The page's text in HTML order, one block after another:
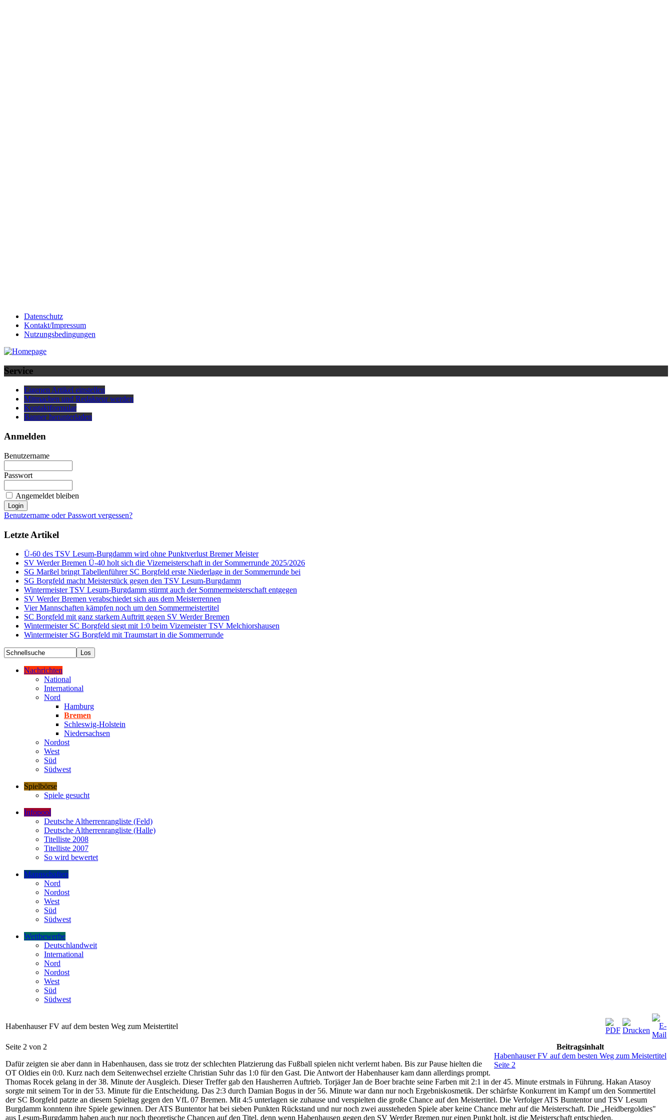
Datenschutz
Kontakt/Impressum
Nutzungsbedingungen
Service
Eigenen Artikel einstellen
Mitmachen und Redakteur werden
Kontaktformular
Banner herunterladen
Anmelden
Benutzername
Passwort
Angemeldet bleiben
Benutzername oder Passwort vergessen?
Letzte Artikel
Ü-60 des TSV Lesum-Burgdamm wird ohne Punktverlust Bremer Meister
SV Werder Bremen Ü-40 holt sich die Vizemeisterschaft in der Sommerrunde 2025/2026
SG Marßel bringt Tabellenführer SC Borgfeld erste Niederlage in der Sommerrunde bei
SG Borgfeld macht Meisterstück gegen den TSV Lesum-Burgdamm
Wintermeister TSV Lesum-Burgdamm stürmt auch der Sommermeisterschaft entgegen
SV Werder Bremen verabschiedet sich aus dem Meisterrennen
Vier Mannschaften kämpfen noch um den Sommermeistertitel
SC Borgfeld mit ganz starkem Auftritt gegen SV Werder Bremen
Wintermeister SC Borgfeld siegt mit 1:0 beim Vizemeister TSV Melchiorshausen
Wintermeister SG Borgfeld mit Traumstart in die Sommerrunde
Nachrichten
National
International
Nord
Hamburg
Bremen
Schleswig-Holstein
Niedersachsen
Nordost
West
Süd
Südwest
Spielbörse
Spiele gesucht
Infopool
Deutsche Altherrenrangliste (Feld)
Deutsche Altherrenrangliste (Halle)
Titelliste 2008
Titelliste 2007
So wird bewertet
Mannschaften
Nord
Nordost
West
Süd
Südwest
Wettbewerbe
Deutschlandweit
International
Nord
Nordost
West
Süd
Südwest
Habenhauser FV auf dem besten Weg zum Meistertitel
Beitragsinhalt
Habenhauser FV auf dem besten Weg zum Meistertitel
Seite 2
Seite 2 von 2
Dafür zeigten sie aber dann in Habenhausen, dass sie trotz der schlechten Platzierung das Fußball spielen nicht verlernt haben. Bis zur Pause hielten die
OT Oldies ein 0:0. Kurz nach dem Seitenwechsel erzielte Christian Suhr das 1:0 für den Gast. Die Antwort der Habenhauser kam dann allerdings prompt.
Thomas Rocek gelang in der 38. Minute der Ausgleich. Dieser Treffer gab den Hausherren Auftrieb. Torjäger Jan de Boer brachte seine Farben mit 2:1 in der 45. Minute erstmals in Führung. Hakan Atasoy
sorgte mit seinem Tor in der 53. Minute für die Entscheidung. Das 2:3 durch Damian Bogus in der 56. Minute war dann nur noch Ergebniskosmetik. Der schärfste Konkurrent im Kampf um den Sommertitel
der SC Borgfeld patzte an diesem Spieltag gegen den VfL 07 Bremen. Mit 4:5 unterlagen sie zuhause und verspielten die große Chance auf den Meistertitel. Die Verfolger ATS Buntentor und TSV Lesum
Burgdamm konntenn ihre Spiele gewinnen. Der ATS Buntentor hat bei sieben Punkten Rückstand und nur noch zwei aussteheden Spiele aber keine Chance mehr auf die Meisterschaft. Die „Heidbergoldies"
aus Lesum-Burgdamm haben auch nur noch theoretische Chancen auf den Titel, denn wenn Habenhausen gegen den SV Werder Bremen nur einen Punkt holt, ist die Meisterschaft entschieden.